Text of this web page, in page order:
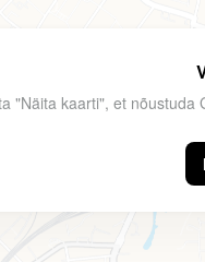
"Näita kaarti", et nõustuda